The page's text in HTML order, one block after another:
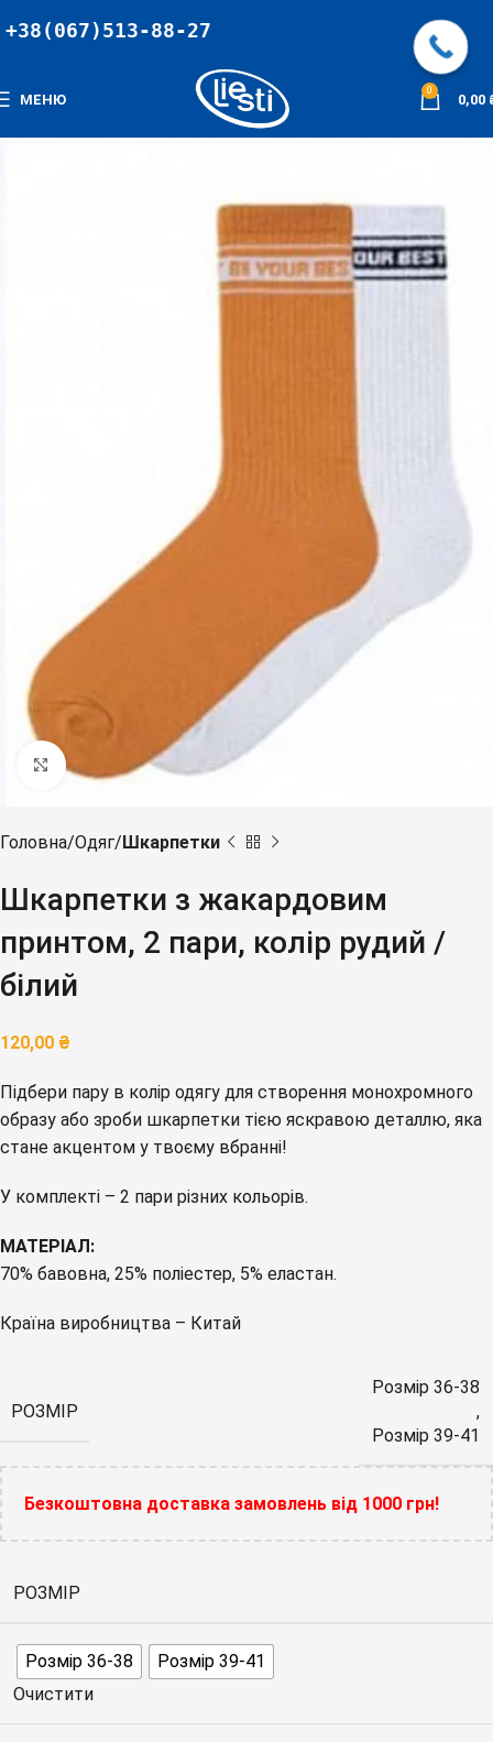
+38(067)513-88-27
МЕНЮ
0
0,00
Клацніть, щоб збільшити
Головна Одяг Шкарпетки
Шкарпетки з жакардовим
принтом, 2 пари, колір рудий /
білий
120,00 ₴
Підбери пару в колір одягу для створення монохромного
образу або зроби шкарпетки тією яскравою деталлю, яка
стане акцентом у твоєму вбранні!
У комплекті – 2 пари різних кольорів.
МАТЕРІАЛ:
70% бавовна, 25% поліестер, 5% еластан.
Країна виробництва – Китай
РОЗМІР
Розмір 36-38
,
Розмір 39-41
Безкоштовна доставка замовлень від 1000 грн!
РОЗМІР
Розмір 36-38
Розмір 39-41
Очистити